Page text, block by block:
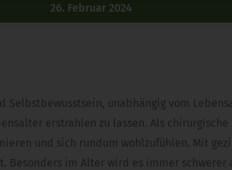
26. Februar 2024
unabhängig vom
erstrahlen zu lassen. Als
und sich rundum wohlzufühlen. Mit
im Alter wird es immer schwerer